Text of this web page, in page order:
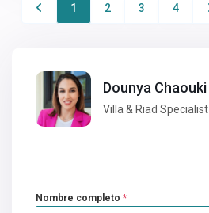
1 2 3 4
Dounya Chaouki
Villa & Riad Specialist
Nombre completo *